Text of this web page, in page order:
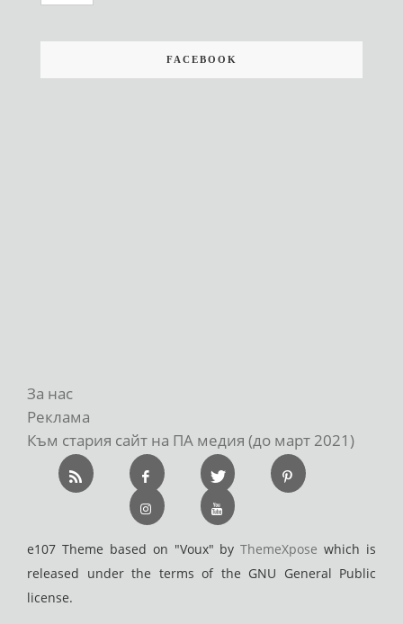
FACEBOOK
За нас
Реклама
Към стария сайт на ПА медия (до март 2021)
e107 Theme based on "Voux" byThemeXpose which is
released under the terms of the GNU General Public
license.